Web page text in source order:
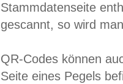
Stammdatenseite
gescannt, so wird
QR-Codes können
Seite eines Pegels